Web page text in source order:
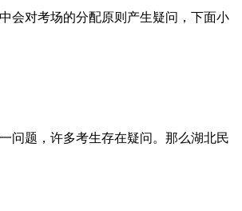
会对考场的分配原则产生疑问，下面小
问题，许多考生存在疑问。那么湖北民